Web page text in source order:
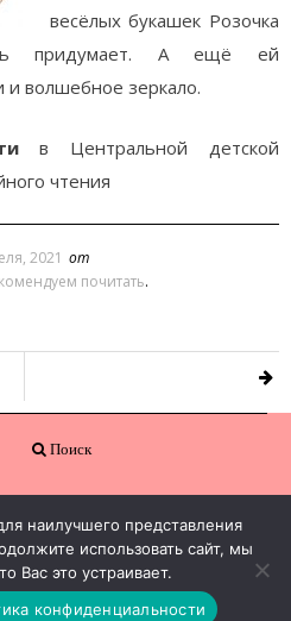
весёлых букашек Розочка
придумает. А ещё ей
и волшебное зеркало.
в Центральной детской
чтения
2021 от
почитать.
Поиск
наилучшего представления
использовать сайт, мы
Вас это устраивает.
конфиденциальности